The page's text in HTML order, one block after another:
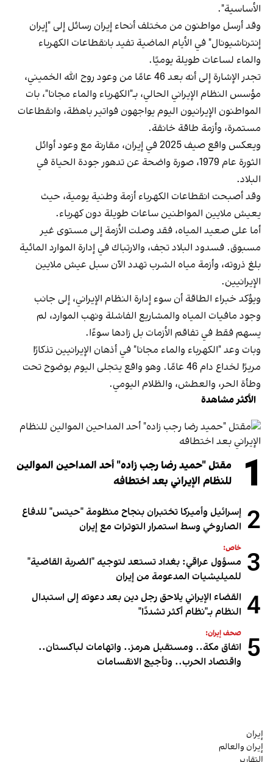
الأساسية".
وقد أرسل مواطنون من مختلف أنحاء إيران رسائل إلى "إيران
إنترناشيونال" في الأيام الماضية تفيد بانقطاعات الكهرباء
والماء لساعات طويلة يوميًا.
تجدر الإشارة إلى أنه بعد 46 عامًا من وعود روح ‌الله الخميني،
مؤسس النظام الإيراني الحالي، بـ"الكهرباء والماء مجانا"، بات
المواطنون الإيرانيون اليوم يواجهون فواتير باهظة، وانقطاعات
مستمرة، وأزمة طاقة خانقة.
ويعكس واقع صيف 2025 في إيران، مقارنة مع وعود أوائل
الثورة عام 1979، صورة واضحة عن تدهور جودة الحياة في
البلاد.
وقد أصبحت انقطاعات الكهرباء أزمة وطنية يومية، حيث
يعيش ملايين المواطنين ساعات طويلة دون كهرباء.
أما على صعيد المياه، فقد وصلت الأزمة إلى مستوى غير
مسبوق. فسدود البلاد تجف، والارتباك في إدارة الموارد المائية
بلغ ذروته، وأزمة مياه الشرب تهدد الآن سبل عيش ملايين
الإيرانيين.
ويؤكد خبراء الطاقة أن سوء إدارة النظام الإيراني، إلى جانب
وجود مافيات المياه والمشاريع الفاشلة ونهب الموارد، لم
يسهم فقط في تفاقم الأزمات بل زادها سوءًا.
وبات وعد "الكهرباء والماء مجانا" في أذهان الإيرانيين تذكارًا
مريرًا لخداع دام 46 عامًا. وهو واقع يتجلى اليوم بوضوح تحت
وطأة الحر، والعطش، والظلام اليومي.
الأكثر مشاهدة
1
مقتل "حميد رضا رجب زاده" أحد المداحين الموالين
للنظام الإيراني بعد اختطافه
2 إسرائيل وأميركا تختبران بنجاح منظومة "حيتس" للدفاع
الصاروخي وسط استمرار التوترات مع إيران
3 خاص:
مسؤول عراقي: بغداد تستعد لتوجيه "الضربة القاضية"
للميليشيات المدعومة من إيران
4 القضاء الإيراني يلاحق رجل دين بعد دعوته إلى استبدال
النظام بـ"نظام أكثر تشددًا"
5 صحف إيران:
اتفاق مكة.. ومستقبل هرمز.. واتهامات لباكستان..
واقتصاد الحرب.. وتأجيج الانقسامات
إيران
إيران والعالم